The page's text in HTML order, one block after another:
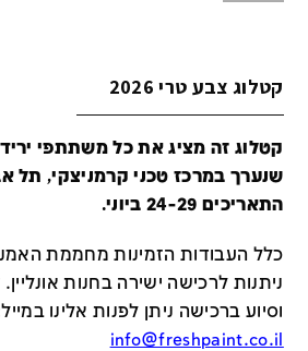
קטלוג צבע טרי 2026
שנערך במרכז טכני קרמניצקי, תל
התאריכים 24-29 ביוני.
כלל העבודות הזמינות מחממת
ניתנות לרכישה ישירה בחנות אונליין.
וסיוע ברכישה ניתן לפנות אלינו במייל
info@freshpaint.co.il